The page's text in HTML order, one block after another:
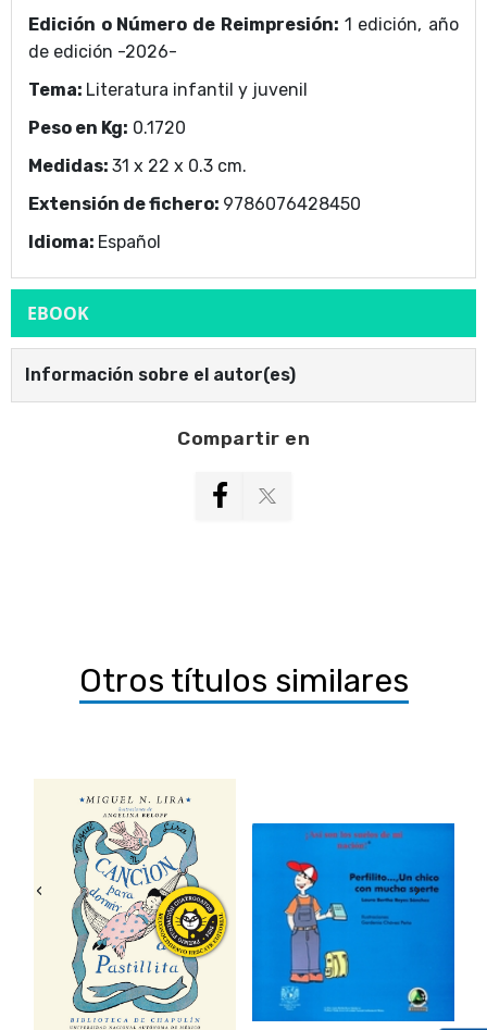
Edición o Número de Reimpresión: 1 edición, año
de edición -2026-
Tema: Literatura infantil y juvenil
Peso en Kg: 0.1720
Medidas: 31 x 22 x 0.3 cm.
Extensión de fichero: 9786076428450
Idioma: Español
EBOOK
Información sobre el autor(es)
Compartir en
Otros títulos similares
‹ ›